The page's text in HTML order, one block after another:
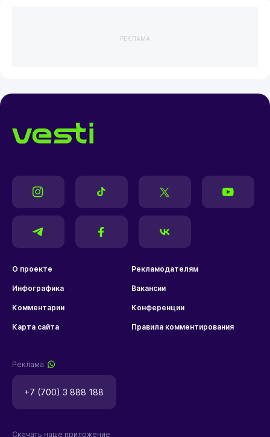
РЕКЛАМА
О проекте Рекламодателям
Инфографика Вакансии
Комментарии Конференции
Карта сайта Правила комментирования
Реклама
+7 (700) 3 888 188
Скачать наше приложение